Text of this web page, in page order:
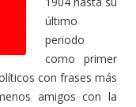
último
periodo
como primer
con frases más
amigos con la